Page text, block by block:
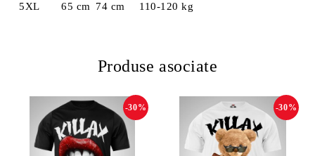
5XL
65 cm 74 cm 110-120 kg
Produse asociate
-30% -30%